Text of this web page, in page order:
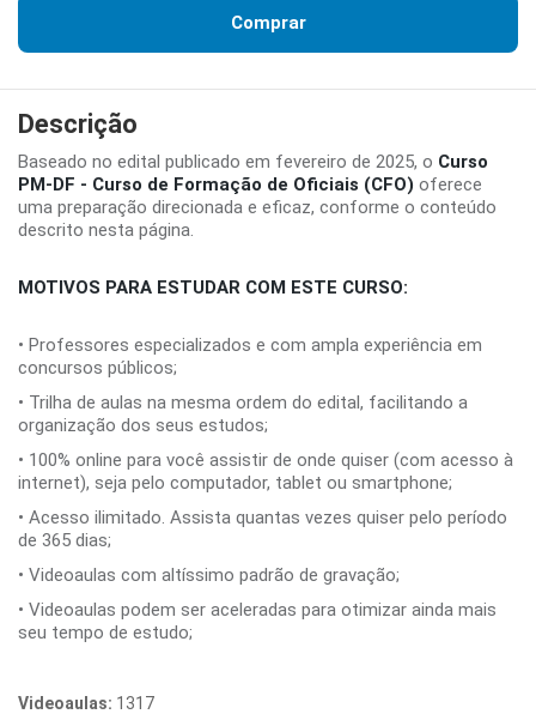
Comprar
Descrição
Baseado no edital publicado em fevereiro de 2025, o Curso
PM-DF - Curso de Formação de Oficiais (CFO) oferece
uma preparação direcionada e eficaz, conforme o conteúdo
descrito nesta página.
MOTIVOS PARA ESTUDAR COM ESTE CURSO:
• Professores especializados e com ampla experiência em
concursos públicos;
• Trilha de aulas na mesma ordem do edital, facilitando a
organização dos seus estudos;
• 100% online para você assistir de onde quiser (com acesso à
internet), seja pelo computador, tablet ou smartphone;
• Acesso ilimitado. Assista quantas vezes quiser pelo período
de 365 dias;
• Videoaulas com altíssimo padrão de gravação;
• Videoaulas podem ser aceleradas para otimizar ainda mais
seu tempo de estudo;
Videoaulas: 1317